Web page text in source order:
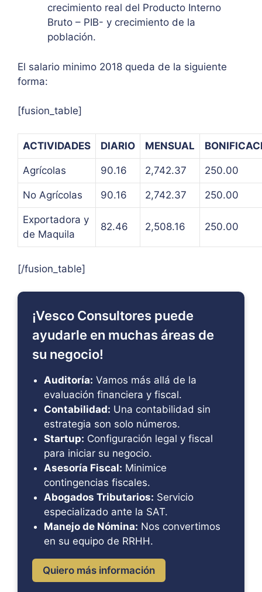
crecimiento real del Producto Interno
Bruto – PIB- y crecimiento de la
población.
El salario minimo 2018 queda de la siguiente
forma:
[fusion_table]
ACTIVIDADES DIARIO MENSUAL
Agrícolas 90.16 2,742.37 250.00
No Agrícolas 90.16 2,742.37 250.00
Exportadora y
de Maquila
82.46 2,508.16 250.00
[/fusion_table]
¡Vesco Consultores puede
ayudarle en muchas áreas de
su negocio!
Auditoría: Vamos más allá de la
evaluación financiera y fiscal.
Contabilidad: Una contabilidad sin
estrategia son solo números.
Startup: Configuración legal y fiscal
para iniciar su negocio.
Asesoría Fiscal: Minimice
contingencias fiscales.
Abogados Tributarios: Servicio
especializado ante la SAT.
Manejo de Nómina: Nos convertimos
en su equipo de RRHH.
Quiero más información